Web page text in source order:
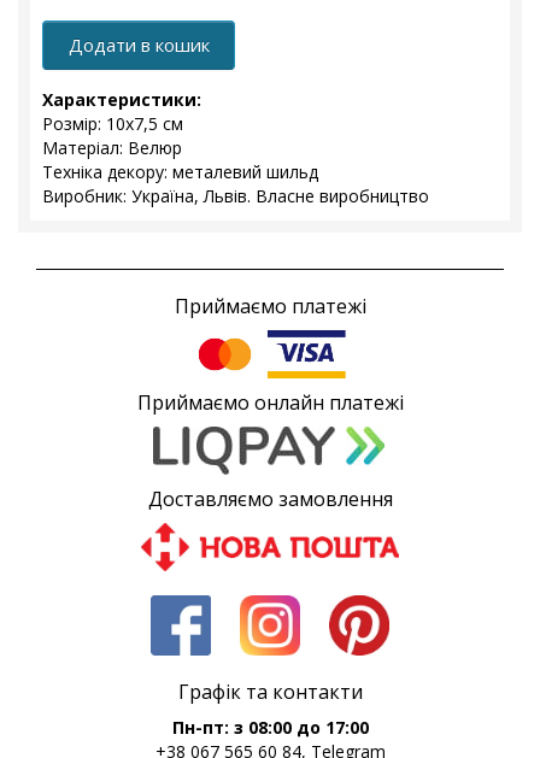
Додати в кошик
Характеристики:
Розмір: 10x7,5 см
Матеріал: Велюр
Техніка декору: металевий шильд
Виробник: Україна, Львів. Власне виробництво
Приймаємо платежі
Приймаємо онлайн платежі
Доставляємо замовлення
Графік та контакти
Пн-пт: з 08:00 до 17:00
+38 067 565 60 84, Telegram